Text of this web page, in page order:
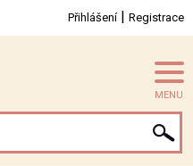
Přihlášení| Registrace
MENU